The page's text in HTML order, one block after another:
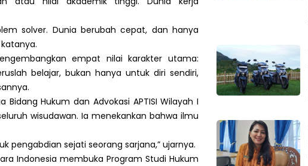
solver. Dunia berubah cepat, dan hanya
empat nilai karakter utama:
belajar, bukan hanya untuk diri sendiri,
Bidang Hukum dan Advokasi APTISI Wilayah I
wisudawan. Ia menekankan bahwa ilmu
pengabdian sejati seorang sarjana,” ujarnya.
Indonesia membuka Program Studi Hukum